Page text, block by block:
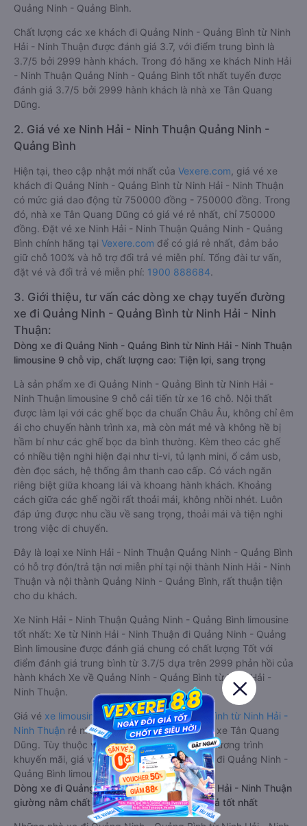
Quảng Ninh - Quảng Bình.
Chất lượng các xe khách đi Quảng Ninh - Quảng Bình từ Ninh
Hải - Ninh Thuận được đánh giá 3.7, với điểm trung bình là
3.7/5 bởi 2999 hành khách. Trong đó hãng xe khách Ninh Hải
- Ninh Thuận Quảng Ninh - Quảng Bình tốt nhất tuyến được
đánh giá 3.7/5 bởi 2999 hành khách là nhà xe Tân Quang
Dũng.
2. Giá vé xe Ninh Hải - Ninh Thuận Quảng Ninh -
Quảng Bình
Hiện tại, theo cập nhật mới nhất của Vexere.com , giá vé xe
khách đi Quảng Ninh - Quảng Bình từ Ninh Hải - Ninh Thuận
có mức giá dao động từ 750000 đồng - 750000 đồng. Trong
đó, nhà xe Tân Quang Dũng có giá vé rẻ nhất, chỉ 750000
đồng. Đặt vé xe Ninh Hải - Ninh Thuận Quảng Ninh - Quảng
Bình chính hãng tại Vexere.com để có giá rẻ nhất, đảm bảo
giữ chỗ 100% và hỗ trợ đổi trả vé miễn phí. Tổng đài tư vấn,
đặt vé và đổi trả vé miễn phí: 1900 888684.
3. Giới thiệu, tư vấn các dòng xe chạy tuyến đường
xe đi Quảng Ninh - Quảng Bình từ Ninh Hải - Ninh
Thuận:
Dòng xe đi Quảng Ninh - Quảng Bình từ Ninh Hải - Ninh Thuận
limousine 9 chỗ vip, chất lượng cao: Tiện lợi, sang trọng
Là sản phẩm xe đi Quảng Ninh - Quảng Bình từ Ninh Hải -
Ninh Thuận limousine 9 chỗ cải tiến từ xe 16 chỗ. Nội thất
được làm lại với các ghế bọc da chuẩn Châu Âu, không chỉ êm
ái cho chuyến hành trình xa, mà còn mát mẻ và không hề bị
hầm bí như các ghế bọc da bình thường. Kèm theo các ghế
có nhiều tiện nghi hiện đại như ti-vi, tủ lạnh mini, ổ cắm usb,
đèn đọc sách, hệ thống âm thanh cao cấp. Có vách ngăn
riêng biệt giữa khoang lái và khoang hành khách. Khoảng
cách giữa các ghế ngồi rất thoải mái, không nhồi nhét. Luôn
đáp ứng được nhu cầu về sang trọng, thoải mái và tiện nghi
trong việc di chuyển.
Đây là loại xe Ninh Hải - Ninh Thuận Quảng Ninh - Quảng Bình
có hỗ trợ đón/trả tận nơi miễn phí tại nội thành Ninh Hải - Ninh
Thuận và nội thành Quảng Ninh - Quảng Bình, rất thuận tiện
cho du khách.
Xe Ninh Hải - Ninh Thuận Quảng Ninh - Quảng Bình limousine
tốt nhất: Xe từ Ninh Hải - Ninh Thuận đi Quảng Ninh - Quảng
Bình limousine được đánh giá chung có chất lượng Tốt với
điểm đánh giá trung bình từ 3.7/5 dựa trên 2999 phản hồi của
hành khách Xe về Quảng Ninh - Quảng Bình từ Ninh Hải -
Ninh Thuận.
Giá vé xe limousine đi Quảng Ninh - Quảng Bình từ Ninh Hải -
Ninh Thuận rẻ nhất là 750000VND của hãng xe Tân Quang
Dũng. Tùy thuộc vào vị trí ngồi của bạn và chương trình
khuyến mãi, giá vé Xe Ninh Hải - Ninh Thuận đi Quảng Ninh -
Quảng Bình limousine này có thể sẽ rẻ hơn
Dòng xe đi Quảng Ninh - Quảng Bình từ Ninh Hải - Ninh Thuận
giường nằm chất lượng cao: Thoải mái, giá cả tốt nhất